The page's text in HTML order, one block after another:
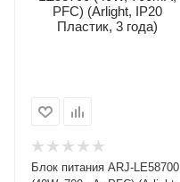
Блок питания ARJ-LE58700